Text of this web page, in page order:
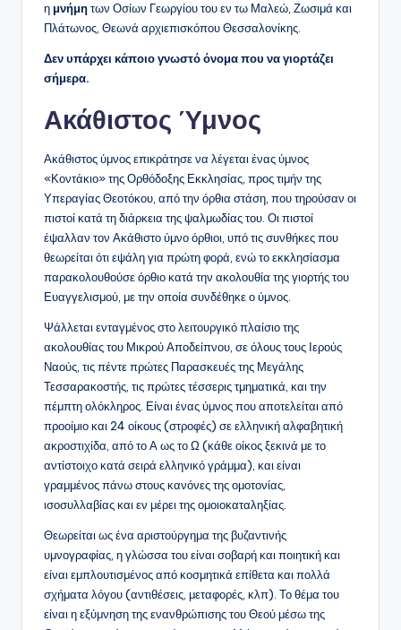
η μνήμητων Οσίων Γεωργίου του εν τω Μαλεώ, Ζωσιμά και
Πλάτωνος, Θεωνά αρχιεπισκόπου Θεσσαλονίκης.
Δεν υπάρχει κάποιο γνωστό όνομα που να γιορτάζει
σήμερα.
Ακάθιστος Ύμνος
Ακάθιστος ύμνος επικράτησε να λέγεται ένας ύμνος
«Κοντάκιο» της Ορθόδοξης Εκκλησίας, προς τιμήν της
Υπεραγίας Θεοτόκου, από την όρθια στάση, που τηρούσαν οι
πιστοί κατά τη διάρκεια της ψαλμωδίας του. Οι πιστοί
έψαλλαν τον Ακάθιστο ύμνο όρθιοι, υπό τις συνθήκες που
θεωρείται ότι εψάλη για πρώτη φορά, ενώ το εκκλησίασμα
παρακολουθούσε όρθιο κατά την ακολουθία της γιορτής του
Ευαγγελισμού, με την οποία συνδέθηκε ο ύμνος.
Ψάλλεται ενταγμένος στο λειτουργικό πλαίσιο της
ακολουθίας του Μικρού Αποδείπνου, σε όλους τους Ιερούς
Ναούς, τις πέντε πρώτες Παρασκευές της Μεγάλης
Τεσσαρακοστής, τις πρώτες τέσσερις τμηματικά, και την
πέμπτη ολόκληρος. Είναι ένας ύμνος που αποτελείται από
προοίμιο και 24 οίκους (στροφές) σε ελληνική αλφαβητική
ακροστιχίδα, από το Α ως το Ω (κάθε οίκος ξεκινά με το
αντίστοιχο κατά σειρά ελληνικό γράμμα), και είναι
γραμμένος πάνω στους κανόνες της ομοτονίας,
ισοσυλλαβίας και εν μέρει της ομοιοκαταληξίας.
Θεωρείται ως ένα αριστούργημα της βυζαντινής
υμνογραφίας, η γλώσσα του είναι σοβαρή και ποιητική και
είναι εμπλουτισμένος από κοσμητικά επίθετα και πολλά
σχήματα λόγου (αντιθέσεις, μεταφορές, κλπ). Το θέμα του
είναι η εξύμνηση της ενανθρώπισης του Θεού μέσω της